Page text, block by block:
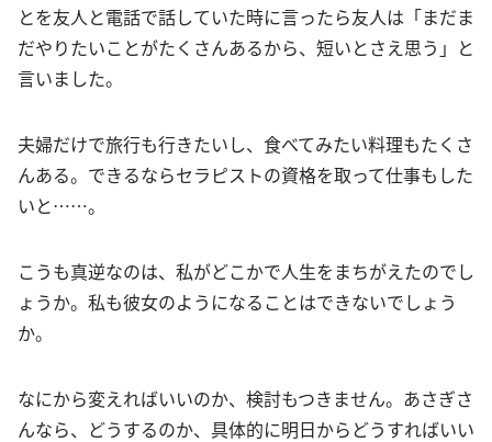
とを友人と電話で話していた時に言ったら友人は「まだま
だやりたいことがたくさんあるから、短いとさえ思う」と
言いました。
夫婦だけで旅行も行きたいし、食べてみたい料理もたくさ
んある。できるならセラピストの資格を取って仕事もした
いと……。
こうも真逆なのは、私がどこかで人生をまちがえたのでし
ょうか。私も彼女のようになることはできないでしょう
か。
なにから変えればいいのか、検討もつきません。あさぎさ
んなら、どうするのか、具体的に明日からどうすればいい